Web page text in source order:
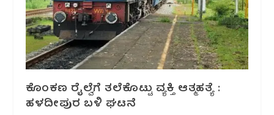
ಕೊಂಕಣ ರೈಲ್ವೆಗೆ ತಲೆಕೊಟ್ಟು ವ್ಯಕ್ತಿ ಆತ್ಮಹತ್ಯೆ :
ಹಳದೀಪುರ ಬಳಿ ಘಟನೆ